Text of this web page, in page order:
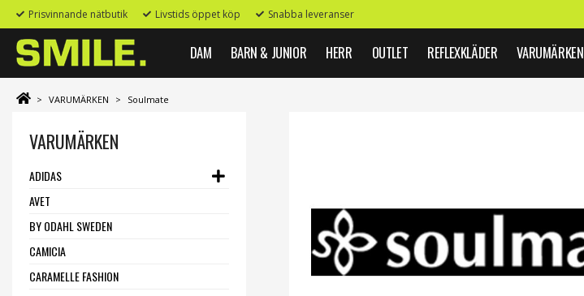
Prisvinnande nätbutik Livstids öppet köp Snabba leveranser
DAM BARN & JUNIOR HERR OUTLET REFLEXKLÄDER VARUMÄRKEN
> VARUMÄRKEN > Soulmate
VARUMÄRKEN
ADIDAS
AVET
BY ODAHL SWEDEN
CAMICIA
CARAMELLE FASHION